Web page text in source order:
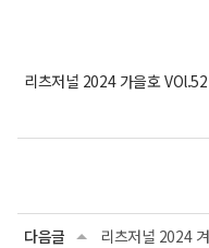
리츠저널 2024 가을호
다음글 리츠저널 2024